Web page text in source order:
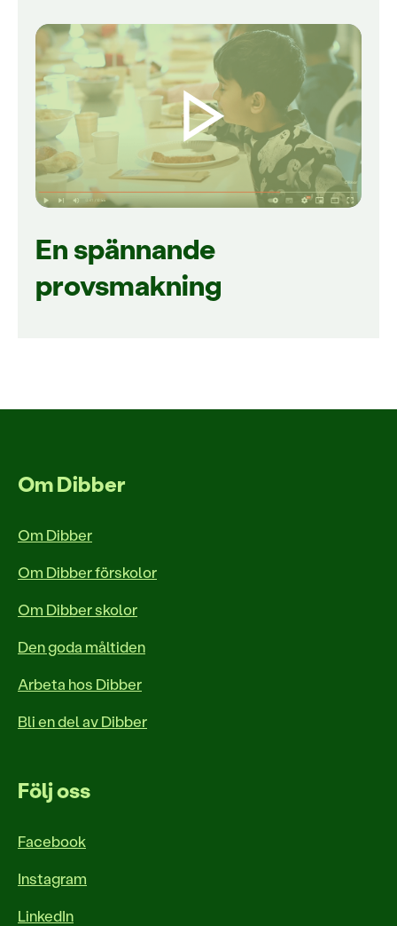
En spännande
provsmakning
Om Dibber
Om Dibber
Om Dibber förskolor
Om Dibber skolor
Den goda måltiden
Arbeta hos Dibber
Bli en del av Dibber
Följ oss
Facebook
Instagram
LinkedIn